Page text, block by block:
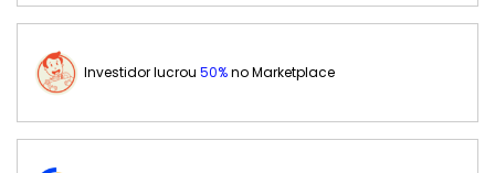
Investidor lucrou 50%no Marketplace